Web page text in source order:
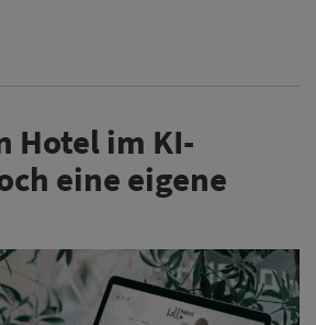
Hotel im KI-
eine eigene